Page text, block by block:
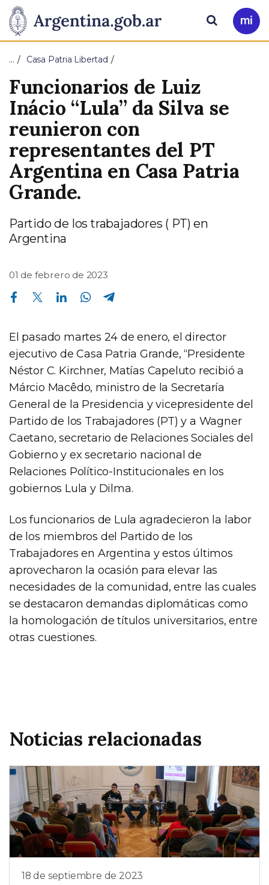
Presidencia
de
la
Nación
Pasar al contenido principal
Ir
a
Buscar
… Casa Patria Libertad
Funcionarios de Luiz
Inácio “Lula” da Silva se
reunieron con
representantes del PT
Argentina en Casa Patria
Grande.
Partido de los trabajadores ( PT) en
Argentina
01 de febrero de 2023
Compartir en Facebook Compartir en Twitter Compartir en Linkedin Compartir en Whatsapp
El pasado martes 24 de enero, el director
ejecutivo de Casa Patria Grande, “Presidente
Néstor C. Kirchner, Matías Capeluto recibió a
Márcio Macêdo, ministro de la Secretaría
General de la Presidencia y vicepresidente del
Partido de los Trabajadores (PT) y a Wagner
Caetano, secretario de Relaciones Sociales del
Gobierno y ex secretario nacional de
Relaciones Político-Institucionales en los
gobiernos Lula y Dilma.
Los funcionarios de Lula agradecieron la labor
de los miembros del Partido de los
Trabajadores en Argentina y estos últimos
aprovecharon la ocasión para elevar las
necesidades de la comunidad, entre las cuales
se destacaron demandas diplomáticas como
la homologación de títulos universitarios, entre
otras cuestiones.
Noticias relacionadas
18 de septiembre de 2023